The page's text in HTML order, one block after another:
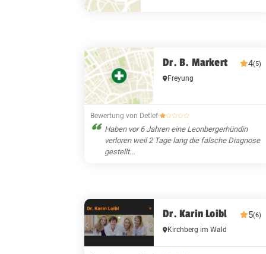
Dr. B. Markert 4(5)
Freyung
Bewertung von Detlef·
Haben vor 6 Jahren eine Leonbergerhündin
verloren weil 2 Tage lang die falsche Diagnose
gestellt...
Dr. Karin Loibl 5(6)
Kirchberg im Wald